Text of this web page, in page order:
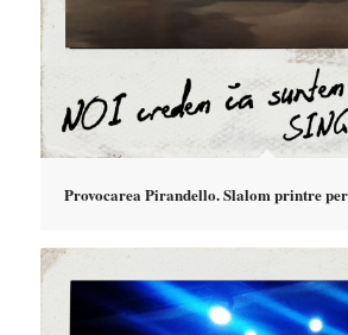
Provocarea Pirandello. Slalom printre